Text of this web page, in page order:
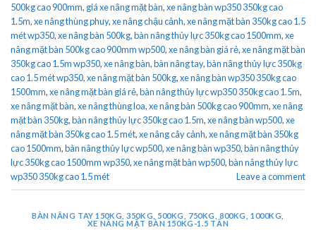
500kg cao 900mm, giá xe nâng mặt bàn,xe nâng bàn wp350 350kg cao
1.5m,xe nâng thùng phuy,xe nâng chậu cảnh,xe nâng mặt bàn 350kg cao 1.5
mét wp350,xe nâng bàn 500kg,bàn nâng thủy lực 350kg cao 1500mm,xe
nâng mặt bàn 500kg cao 900mm wp500,xe nâng bàn giá rẻ,xe nâng mặt bàn
350kg cao 1.5m wp350,xe nâng bàn,bàn nâng tay,bàn nâng thủy lực 350kg
cao 1.5 mét wp350,xe nâng mặt bàn 500kg,xe nâng bàn wp350 350kg cao
1500mm,xe nâng mặt bàn giá rẻ,bàn nâng thủy lực wp350 350kg cao 1.5m,
xe nâng mặt bàn,xe nâng thùng loa,xe nâng bàn 500kg cao 900mm,xe nâng
mặt bàn 350kg,bàn nâng thủy lực 350kg cao 1.5m,xe nâng bàn wp500,xe
nâng mặt bàn 350kg cao 1.5 mét,xe nâng cây cảnh,xe nâng mặt bàn 350kg
cao 1500mm,bàn nâng thủy lực wp500,xe nâng bàn wp350,bàn nâng thủy
lực 350kg cao 1500mm wp350,xe nâng mặt bàn wp500,bàn nâng thủy lực
wp350 350kg cao 1.5 mét
Leave a comment
BÀN NÂNG TAY 150KG, 350KG, 500KG, 750KG, 800KG, 1000KG
XE NÂNG MẶT BÀN 150KG-1.5 TẤN